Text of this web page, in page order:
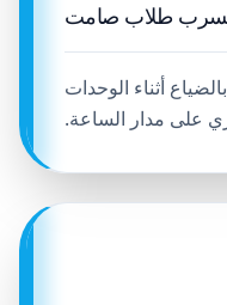
طلاب صامت
أثناء الوحدات
على مدار الساعة.